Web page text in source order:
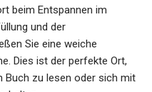
beim Entspannen im
und der
Sie eine weiche
Dies ist der perfekte Ort,
Buch zu lesen oder sich mit